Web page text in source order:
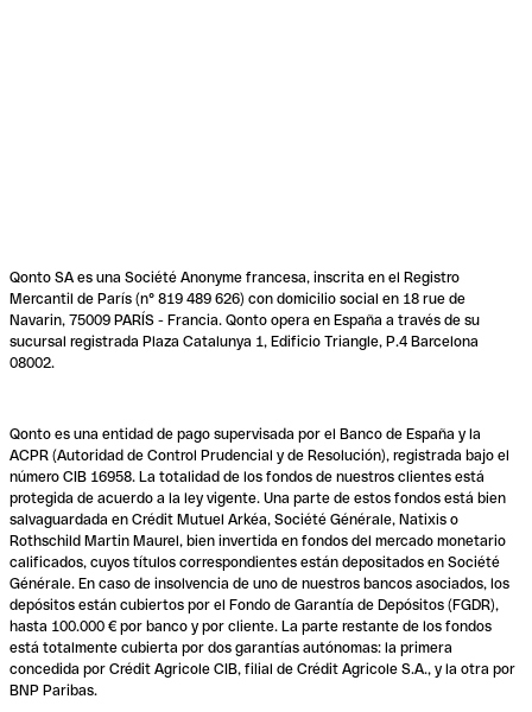
Qonto SA es una Société Anonyme francesa, inscrita en el Registro
Mercantil de París (n° 819 489 626) con domicilio social en 18 rue de
Navarin, 75009 PARÍS - Francia. Qonto opera en España a través de su
sucursal registrada Plaza Catalunya 1, Edificio Triangle, P.4 Barcelona
08002.
Qonto es una entidad de pago supervisada por el Banco de España y la
ACPR (Autoridad de Control Prudencial y de Resolución), registrada bajo el
número CIB 16958. La totalidad de los fondos de nuestros clientes está
protegida de acuerdo a la ley vigente. Una parte de estos fondos está bien
salvaguardada en Crédit Mutuel Arkéa, Société Générale, Natixis o
Rothschild Martin Maurel, bien invertida en fondos del mercado monetario
calificados, cuyos títulos correspondientes están depositados en Société
Générale. En caso de insolvencia de uno de nuestros bancos asociados, los
depósitos están cubiertos por el Fondo de Garantía de Depósitos (FGDR),
hasta 100.000 € por banco y por cliente. La parte restante de los fondos
está totalmente cubierta por dos garantías autónomas: la primera
concedida por Crédit Agricole CIB, filial de Crédit Agricole S.A., y la otra por
BNP Paribas.